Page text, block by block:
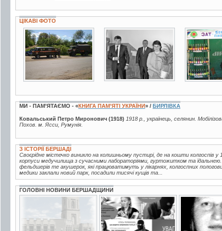
ЦІКАВІ ФОТО
14 фото 9 фото
МИ - ПАМ’ЯТАЄМО - «КНИГА ПАМ’ЯТІ УКРАЇНИ» / БИРЛІВКА
Ковальський Петро Миронович (1918) 1918 р., українець, селянин.
Похов. м. Ясси, Румунія.
З ІСТОРІЇ БЕРШАДІ
Своєрідне містечко виникло на колишньому пустирі, де на кошти колгоспів у
корпуси медучилища з сучасними лабораторіями, гуртожитком та
фельдшерів те акушерок, які працюватимуть у лікарнях, колгоспних
медики заклали новий парк, посадили тисячі кущів та...
ГОЛОВНІ НОВИНИ БЕРШАДЩИНИ